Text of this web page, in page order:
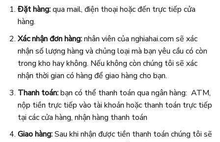
Đặt hàng:qua mail, điện thoại hoặc đến trực tiếp cửa
hàng.
Xác nhận đơn hàng:nhân viên của nghiahai.com sẽ xác
nhận số lượng hàng và chủng loại mà bạn yêu cầu có còn
trong kho hay không. Nếu không còn chúng tôi sẽ xác
nhận thời gian có hàng để giao hàng cho bạn.
Thanh toán:bạn có thể thanh toán qua ngân hàng: ATM,
nộp tiền trực tiếp vào tài khoản hoặc thanh toán trực tiếp
tại các cửa hàng, nhận hàng thanh toán
Giao hàng:Sau khi nhận được tiền thanh toán chúng tôi sẽ